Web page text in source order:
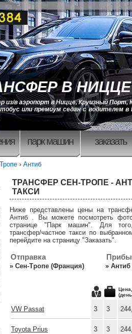
В
из/в аэропорт в Ницце, Круизный Порт,
или премиум седан с водителем в
парк машин заказать
› Антиб
ТРАНСФЕР СЕН-ТРОПЕ -
ТАКСИ
Ниже представлены цены на
Антиб . Вы можете посмотреть
странице "Парк машин". Для
трансфер/частное такси по
перейдите на страницу "Заказать".
Отправка
» Сен-Тропе (Франция) »
VW Passat 3 3
Toyota Prius 3 3